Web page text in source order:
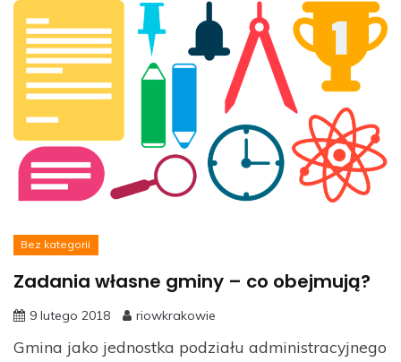
Bez kategorii
Zadania własne gminy – co obejmują?
9 lutego 2018 riowkrakowie
Gmina jako jednostka podziału administracyjnego